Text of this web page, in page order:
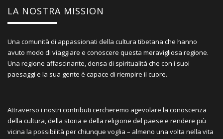
LA NOSTRA MISSION
Una comunità di appassionati della cultura tibetana che hanno
avuto modo di viaggiare e conoscere questa meravigliosa regione.
Una regione affascinante, densa di spiritualità che con i suoi
paesaggi e la sua gente è capace di riempire il cuore.
Attraverso i nostri contributi cercheremo agevolare la conoscenza
della cultura, della storia e della religione del paese e rendere più
vicina la possibilità per chiunque voglia – almeno una volta nella vita